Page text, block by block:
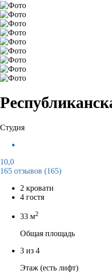
Студия
10,0
165 отзывов (165)
2 кровати
4 гостя
33 м2
Общая площадь
3 из 4
Этаж (есть лифт)